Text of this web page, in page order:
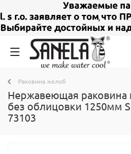
Раковина желоб
Нержавеющая раковина
без облицовки 1250мм
73103